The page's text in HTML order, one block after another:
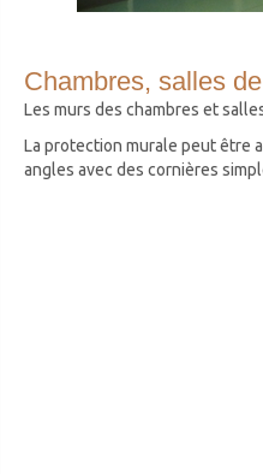
Chambres, salles
Les murs des chambres et
La protection murale peut être
angles avec des cornières